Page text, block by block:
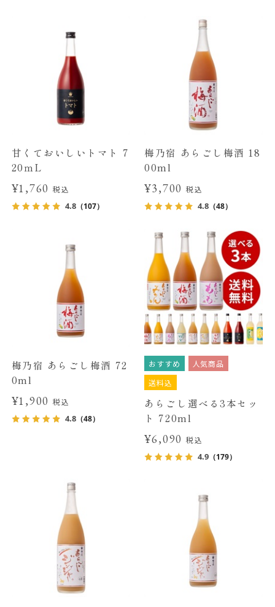
甘くておいしいトマト 7
20ｍL
¥1,760税込
4.8（107）
梅乃宿 あらごし梅酒 18
00ml
¥3,700 税込
4.8 （48）
梅乃宿 あらごし梅酒 72
0ml
¥1,900税込
4.8（48）
おすすめ
人気商品
送料込
あらごし選べる3本セッ
ト 720ml
¥6,090 税込
4.9 （179）